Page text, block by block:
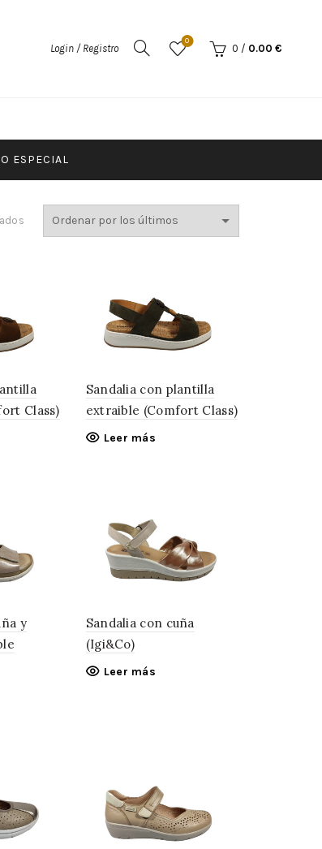
Login / Registro
0
0 / 0.00 €
ESPECIAL
Class)
Sandalia con plantilla
extraible (Comfort Class)
Leer más
y
Sandalia con cuña
(Igi&Co)
Leer más